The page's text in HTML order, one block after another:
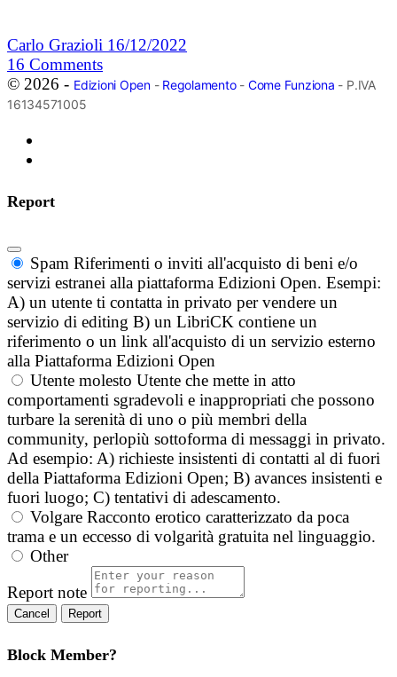
Carlo Grazioli 16/12/2022
16 Comments
© 2026 - Edizioni Open- Regolamento- Come Funziona - P.IVA
16134571005
Report
Spam Riferimenti o inviti all'acquisto di beni e/o
servizi estranei alla piattaforma Edizioni Open. Esempi:
A) un utente ti contatta in privato per vendere un
servizio di editing B) un LibriCK contiene un
riferimento o un link all'acquisto di un servizio esterno
alla Piattaforma Edizioni Open
Utente molesto Utente che mette in atto
comportamenti sgradevoli e inappropriati che possono
turbare la serenità di uno o più membri della
community, perlopiù sottoforma di messaggi in privato.
Ad esempio: A) richieste insistenti di contatti al di fuori
della Piattaforma Edizioni Open; B) avances insistenti e
fuori luogo; C) tentativi di adescamento.
Volgare Racconto erotico caratterizzato da poca
trama e un eccesso di volgarità gratuita nel linguaggio.
Other
Report note
Report
Block Member?